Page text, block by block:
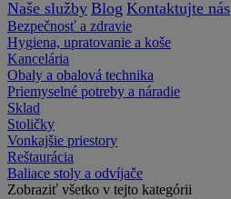
Naše služby Blog Kontaktujte nás
Bezpečnosť a zdravie
Hygiena, upratovanie a koše
Kancelária
Obaly a obalová technika
Priemyselné potreby a náradie
Sklad
Stoličky
Vonkajšie priestory
Reštaurácia
Baliace stoly a odvíjače
Zobraziť všetko v tejto kategórii